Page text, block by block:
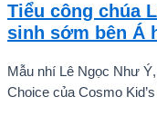
Tiểu công chúa
sinh sớm bên Á
Mẫu nhí Lê Ngọc Như Ý,
Choice của Cosmo